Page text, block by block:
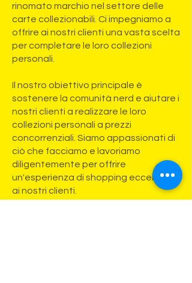
rinomato marchio nel settore delle
carte collezionabili. Ci impegniamo a
offrire ai nostri clienti una vasta scelta
per completare le loro collezioni
personali.
Il nostro obiettivo principale è
sostenere la comunità nerd e aiutare i
nostri clienti a realizzare le loro
collezioni personali a prezzi
concorrenziali. Siamo appassionati di
ciò che facciamo e lavoriamo
diligentemente per offrire
un'esperienza di shopping eccellente
ai nostri clienti.